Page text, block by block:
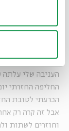
לא שמתי לב. מדי
אמרנו לו תודה.
החליפה החזרתי
הכרעתי לטובת
אבל זה קרה רק
וחוזרים לשתות